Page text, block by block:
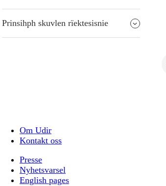
Prinsihph skuvlen rïektesisnie
Om Udir
Kontakt oss
Presse
Nyhetsvarsel
English pages